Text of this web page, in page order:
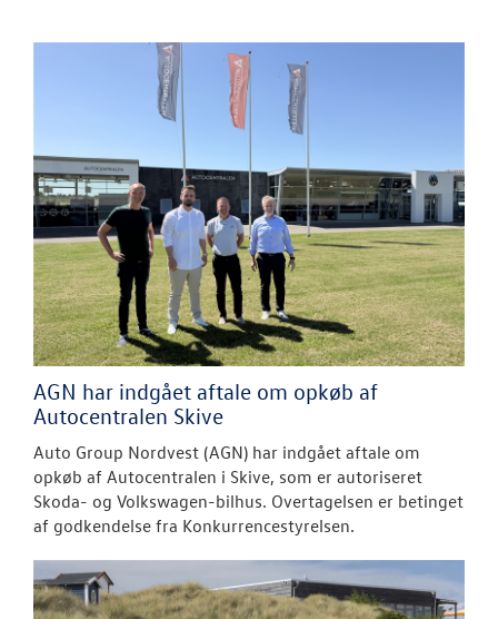
AGN har indgået aftale om opkøb af
Autocentralen Skive
Auto Group Nordvest (AGN) har indgået aftale om
opkøb af Autocentralen i Skive, som er autoriseret
Skoda- og Volkswagen-bilhus. Overtagelsen er betinget
af godkendelse fra Konkurrencestyrelsen.